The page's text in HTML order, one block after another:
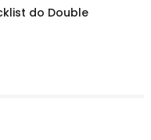
do Double